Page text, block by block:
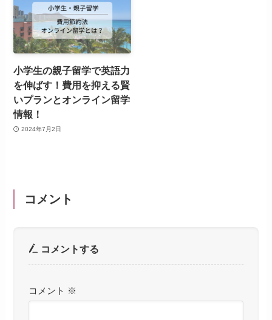
小学生の親子留学で英語力
を伸ばす！費用を抑える賢
いプランとオンライン留学
情報！
2024年7月2日
コメント
コメントする
コメント ※